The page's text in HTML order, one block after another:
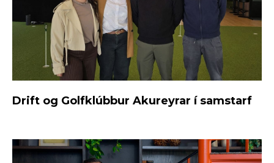
Drift og Golfklúbbur Akureyrar í samstarf